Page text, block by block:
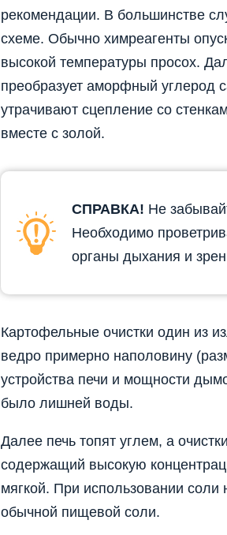
рекомендации. В большинстве
схеме. Обычно химреагенты
высокой температуры просох.
преобразует аморфный углерод
утрачивают сцепление со
вместе с золой.
СПРАВКА! Не
Необходимо
органы дыхания и
Картофельные очистки один из
ведро примерно наполовину
устройства печи и мощности
было лишней воды.
Далее печь топят углем, а
содержащий высокую
мягкой. При использовании
обычной пищевой соли.